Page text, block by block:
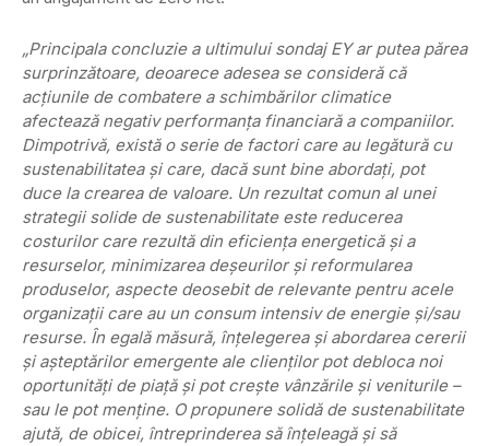
„Principala concluzie a ultimului sondaj EY ar putea părea
surprinzătoare, deoarece adesea se consideră că
acțiunile de combatere a schimbărilor climatice
afectează negativ performanța financiară a companiilor.
Dimpotrivă, există o serie de factori care au legătură cu
sustenabilitatea și care, dacă sunt bine abordați, pot
duce la crearea de valoare. Un rezultat comun al unei
strategii solide de sustenabilitate este reducerea
costurilor care rezultă din eficiența energetică și a
resurselor, minimizarea deșeurilor și reformularea
produselor, aspecte deosebit de relevante pentru acele
organizații care au un consum intensiv de energie și/sau
resurse. În egală măsură, înțelegerea și abordarea cererii
și așteptărilor emergente ale clienților pot debloca noi
oportunități de piață și pot crește vânzările și veniturile –
sau le pot menţine. O propunere solidă de sustenabilitate
ajută, de obicei, întreprinderea să înțeleagă și să